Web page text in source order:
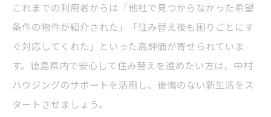
これまでの利用者からは「他社で見つからなかった希望
条件の物件が紹介された」「住み替え後も困りごとにす
ぐ対応してくれた」といった高評価が寄せられていま
す。徳島県内で安心して住み替えを進めたい方は、中村
ハウジングのサポートを活用し、後悔のない新生活をス
タートさせましょう。